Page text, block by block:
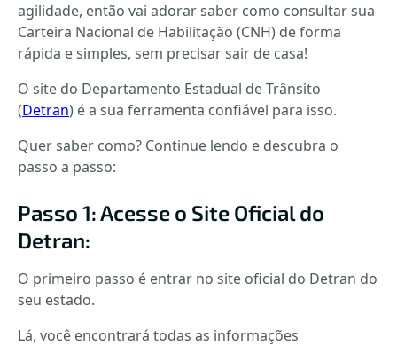
agilidade, então vai adorar saber como consultar sua
Carteira Nacional de Habilitação (CNH) de forma
rápida e simples, sem precisar sair de casa!
O site do Departamento Estadual de Trânsito
(Detran) é a sua ferramenta confiável para isso.
Quer saber como? Continue lendo e descubra o
passo a passo:
Passo 1: Acesse o Site Oficial do
Detran:
O primeiro passo é entrar no site oficial do Detran do
seu estado.
Lá, você encontrará todas as informações